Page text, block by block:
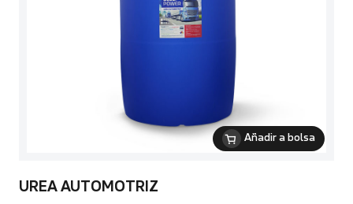
Añadir a bolsa
UREA AUTOMOTRIZ